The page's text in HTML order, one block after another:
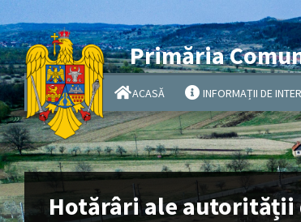
Primăria
ACASĂ INFORMAȚII DE
Hotărâri ale